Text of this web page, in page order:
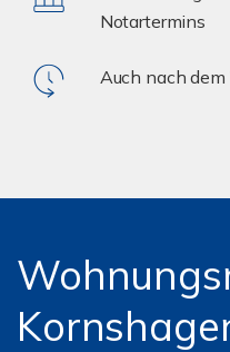
Notartermins
Auch nach